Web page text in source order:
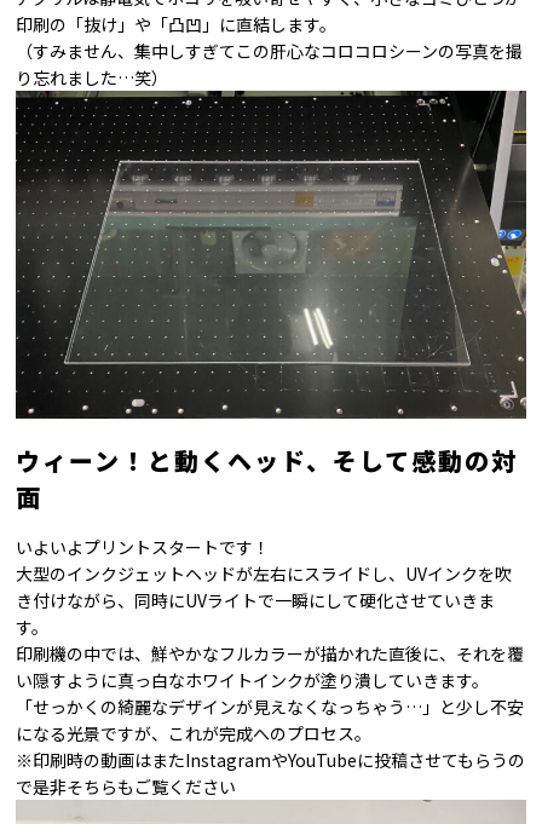
印刷の「抜け」や「凸凹」に直結します。
（すみません、集中しすぎてこの肝心なコロコロシーンの写真を撮
り忘れました…笑）
ウィーン！と動くヘッド、そして感動の対
面
いよいよプリントスタートです！
大型のインクジェットヘッドが左右にスライドし、UVインクを吹
き付けながら、同時にUVライトで一瞬にして硬化させていきま
す。
印刷機の中では、鮮やかなフルカラーが描かれた直後に、それを覆
い隠すように真っ白なホワイトインクが塗り潰していきます。
「せっかくの綺麗なデザインが見えなくなっちゃう…」と少し不安
になる光景ですが、これが完成へのプロセス。
※印刷時の動画はまたInstagramやYouTubeに投稿させてもらうの
で是非そちらもご覧ください